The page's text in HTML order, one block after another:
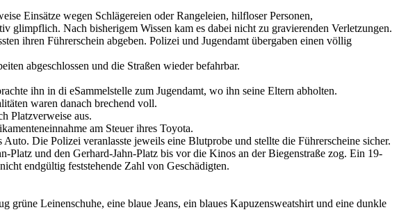
Einsätze wegen Schlägereien oder Rangeleien, hilfloser Personen,
glimpflich. Nach bisherigem Wissen kam es dabei nicht zu gravierenden Verletzungen.
ihren Führerschein abgeben. Polizei und Jugendamt übergaben einen völlig
abgeschlossen und die Straßen wieder befahrbar.
ihn in di eSammelstelle zum Jugendamt, wo ihn seine Eltern abholten.
waren danach brechend voll.
Platzverweise aus.
am Steuer ihres Toyota.
Die Polizei veranlasste jeweils eine Blutprobe und stellte die Führerscheine sicher.
und den Gerhard-Jahn-Platz bis vor die Kinos an der Biegenstraße zog. Ein 19-
endgültig feststehende Zahl von Geschädigten.
Leinenschuhe, eine blaue Jeans, ein blaues Kapuzensweatshirt und eine dunkle